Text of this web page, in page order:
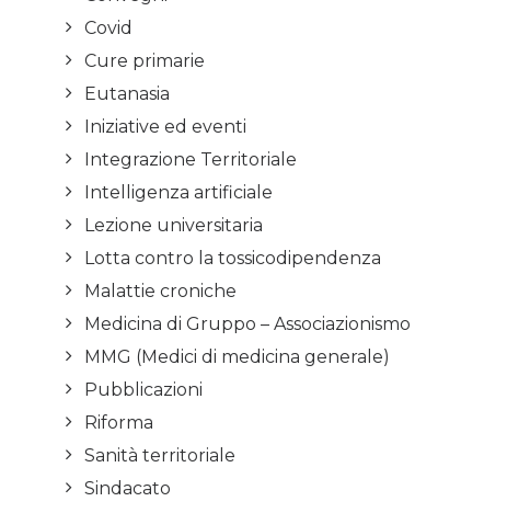
Covid
Cure primarie
Eutanasia
Iniziative ed eventi
Integrazione Territoriale
Intelligenza artificiale
Lezione universitaria
Lotta contro la tossicodipendenza
Malattie croniche
Medicina di Gruppo – Associazionismo
MMG (Medici di medicina generale)
Pubblicazioni
Riforma
Sanità territoriale
Sindacato